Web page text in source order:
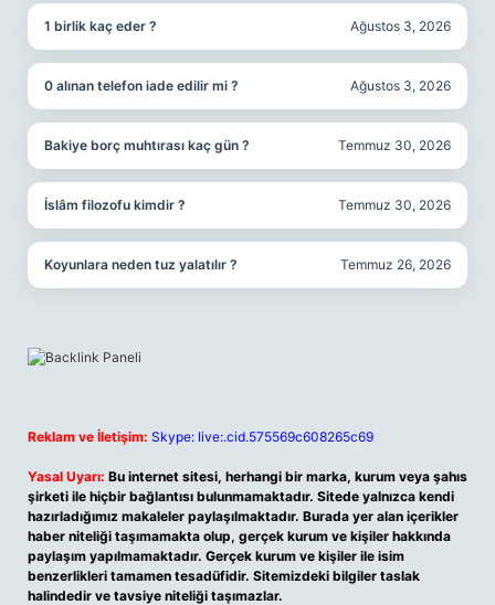
1 birlik kaç eder ? Ağustos 3, 2026
0 alınan telefon iade edilir mi ? Ağustos 3, 2026
Bakiye borç muhtırası kaç gün ? Temmuz 30, 2026
İslâm filozofu kimdir ? Temmuz 30, 2026
Koyunlara neden tuz yalatılır ? Temmuz 26, 2026
Reklam ve İletişim: Skype: live:.cid.575569c608265c69
Yasal Uyarı: Bu internet sitesi, herhangi bir marka, kurum veya şahıs
şirketi ile hiçbir bağlantısı bulunmamaktadır. Sitede yalnızca kendi
hazırladığımız makaleler paylaşılmaktadır. Burada yer alan içerikler
haber niteliği taşımamakta olup, gerçek kurum ve kişiler hakkında
paylaşım yapılmamaktadır. Gerçek kurum ve kişiler ile isim
benzerlikleri tamamen tesadüfidir. Sitemizdeki bilgiler taslak
halindedir ve tavsiye niteliği taşımazlar.